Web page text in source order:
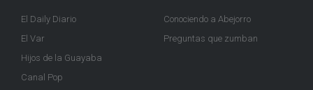
El Daily Diario
El Var
Hijos de la Guayaba
Canal Pop
Conociendo a Abejorro
Preguntas que zumban